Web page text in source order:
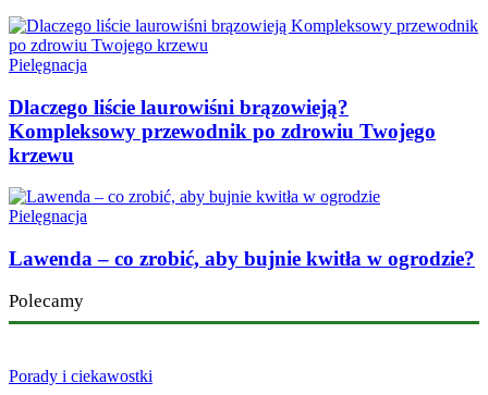
Pielęgnacja
Dlaczego liście laurowiśni brązowieją?
Kompleksowy przewodnik po zdrowiu Twojego
krzewu
Pielęgnacja
Lawenda – co zrobić, aby bujnie kwitła w ogrodzie?
Polecamy
Porady i ciekawostki